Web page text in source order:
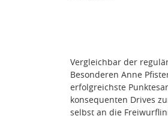
Vergleichbar der
Besonderen Anne
erfolgreichste
konsequenten Drives
selbst an die